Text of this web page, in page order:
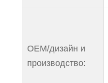
OEM/дизайн и
производство: